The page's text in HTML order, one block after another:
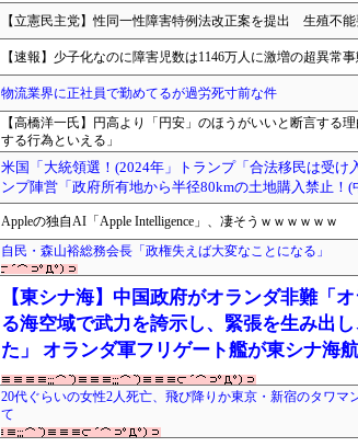
【立憲民主党】性同一性障害特例法改正案を提出 生殖不
【速報】少子化なのに障害児数は1146万人に激増の超異常
物流業界に正社員で勤めてるが過労死寸前な件
【高橋洋一氏】円高より「円安」のほうがいいと断言する
する行為といえる」
米国「大統領選！(2024年」トランプ「合法移民は受け
ンプ陣営「政府所有地から半径80kmの土地購入禁止！
Appleの独自AI「Apple Intelligence」、凄そうｗｗｗｗｗｗ
自民・森山裕総務会長「政権失えば大変なことになる」
【東シナ海】中国政府がオランダ非難「
る海空域で武力を誇示し、緊張を生み出
た」 オランダ軍フリゲート艦が東シナ海
20代ぐらいの女性2人死亡、飛び降りか東京・新宿のタワマ
て